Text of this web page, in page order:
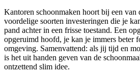
Kantoren schoonmaken hoort bij een van
voordelige soorten investeringen die je
pand achter in een frisse toestand. Een
opgeruimd hoofd, je kan je immers beter
omgeving. Samenvattend: als jij tijd en
is het uit handen geven van de
ontzettend slim idee.